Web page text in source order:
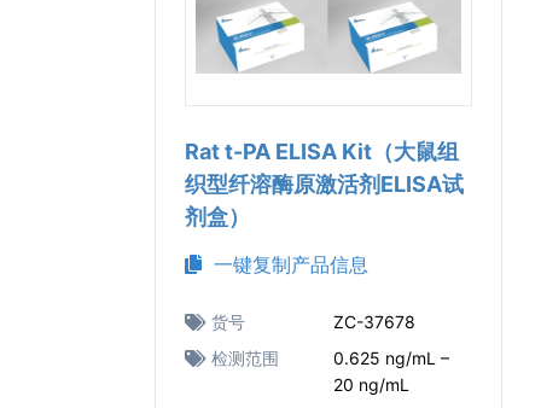
Rat t-PA ELISA Kit（大鼠组
织型纤溶酶原激活剂ELISA试
剂盒）
一键复制产品信息
货号
ZC-37678
检测范围
0.625 ng/mL –
20 ng/mL